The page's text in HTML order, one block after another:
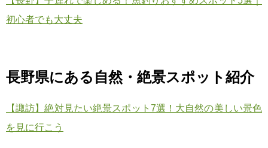
初心者でも大丈夫
長野県にある自然・絶景スポット紹介
【諏訪】絶対見たい絶景スポット7選！大自然の美しい景色
を見に行こう